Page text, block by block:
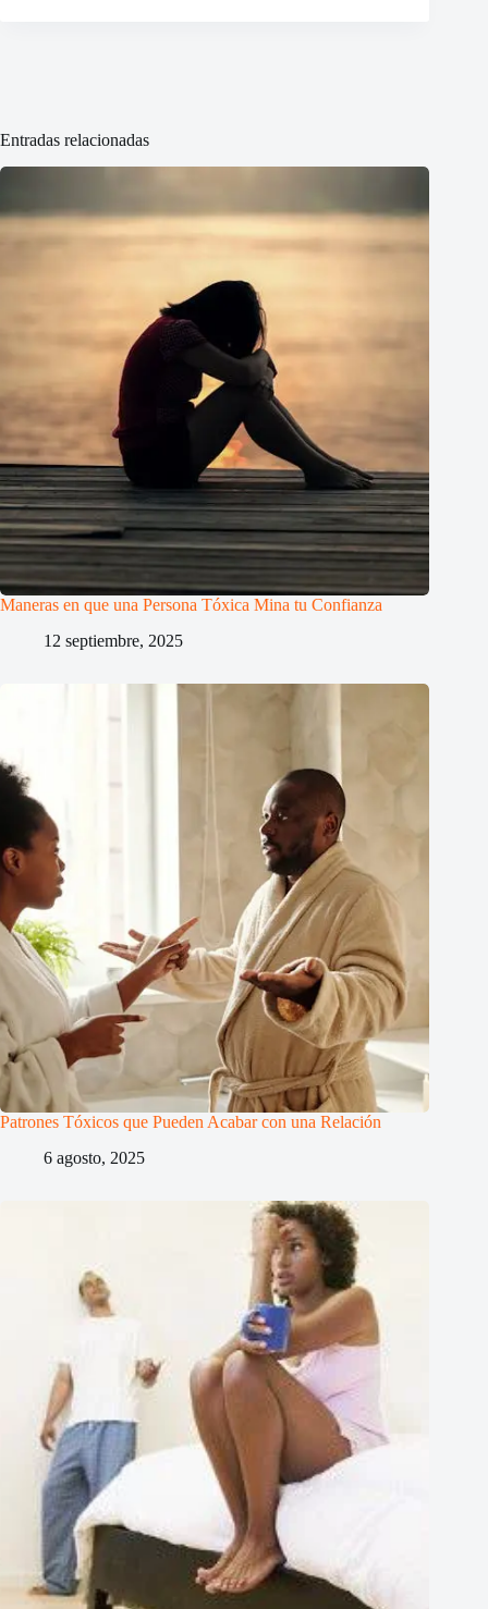
Entradas relacionadas
Maneras en que una Persona Tóxica Mina tu Confianza
12 septiembre, 2025
Patrones Tóxicos que Pueden Acabar con una Relación
6 agosto, 2025